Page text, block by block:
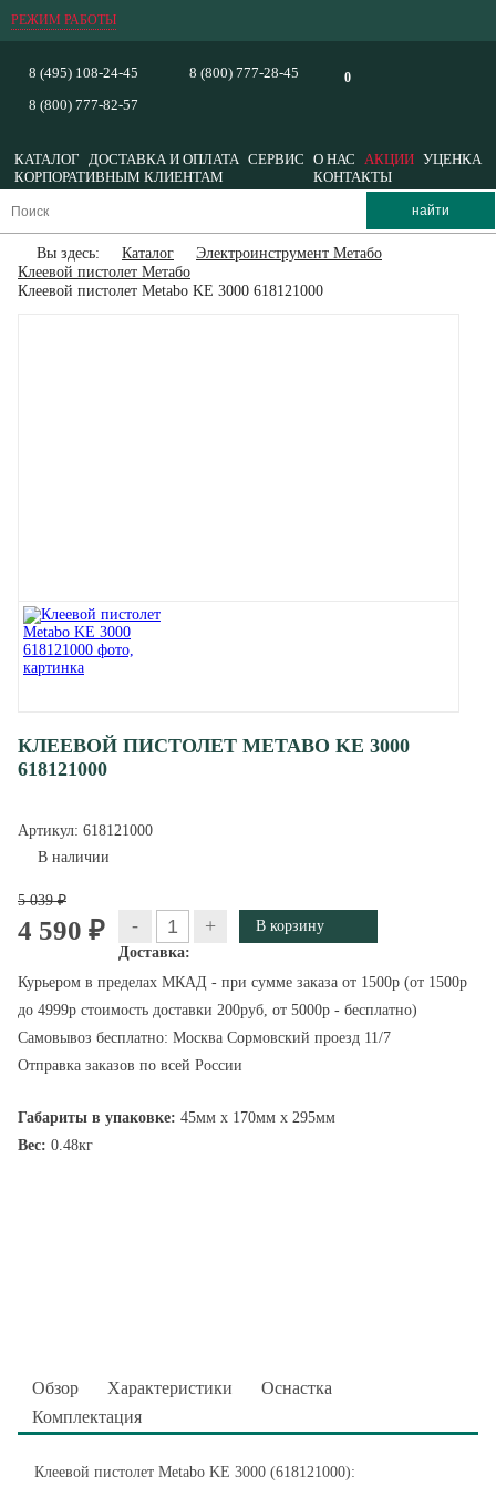
РЕЖИМ РАБОТЫ
0
8 (495) 108-24-45
8 (800) 777-82-57
8 (800) 777-28-45
КАТАЛОГ ДОСТАВКА И ОПЛАТА СЕРВИС О НАС АКЦИИ УЦЕНКА
КОРПОРАТИВНЫМ КЛИЕНТАМ
КОНТАКТЫ
Вы здесь: Каталог
Электроинструмент Метабо
Клеевой пистолет Метабо
Клеевой пистолет Metabo KE 3000 618121000
КЛЕЕВОЙ ПИСТОЛЕТ METABO KE 3000
618121000
Артикул: 618121000
В наличии
5 039 ₽
4 590 ₽ - +
Доставка:
Курьером в пределах МКАД - при сумме заказа от 1500р (от 1500р
до 4999р стоимость доставки 200руб, от 5000р - бесплатно)
Самовывоз бесплатно: Москва Сормовский проезд 11/7
Отправка заказов по всей России
Габариты в упаковке: 45мм x 170мм x 295мм
Вес: 0.48кг
Обзор Характеристики
Оснастка
Комплектация
Клеевой пистолет Metabo KE 3000 (618121000):